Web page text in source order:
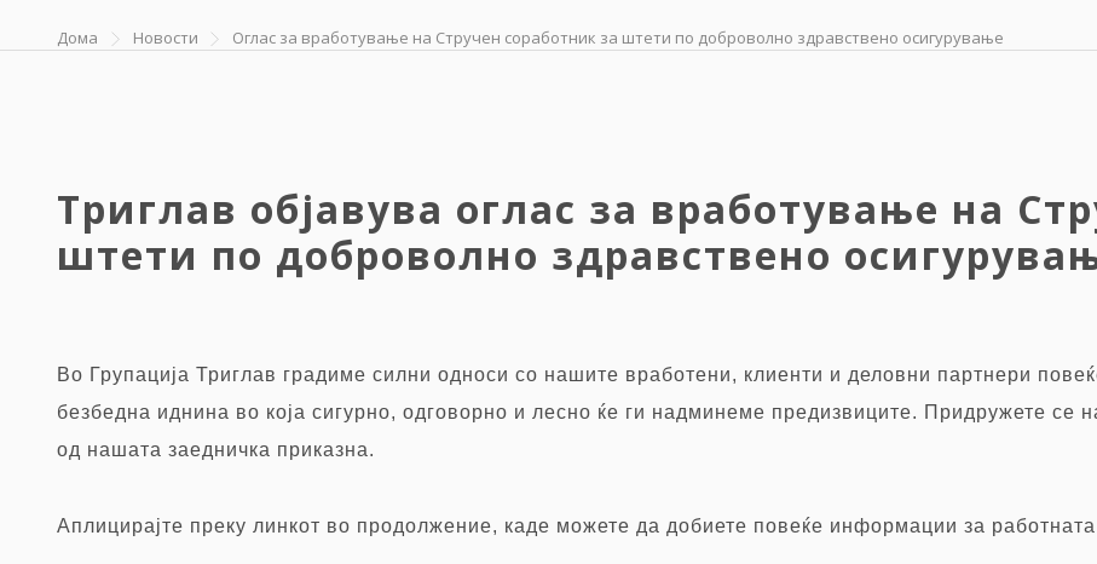
Дома Новости Оглас за вработување на Стручен соработник за штети по доброволно здравствено осигурување
Триглав објавува оглас за вработување на
штети по доброволно здравствено
Во Групација Триглав градиме силни односи со нашите вработени, клиенти и деловни партнери
безбедна иднина во која сигурно, одговорно и лесно ќе ги надминеме предизвиците. Придружете се
од нашата заедничка приказна.
Аплицирајте преку линкот во продолжение, каде можете да добиете повеќе информации за работната